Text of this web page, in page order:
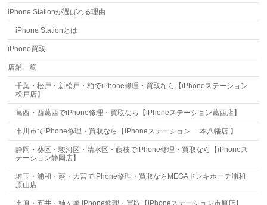
iPhone Stationが選ばれる理由
iPhone Stationとは
iPhone買取
店舗一覧
千葉・松戸・新松戸・柏でiPhone修理・買取なら【iPhoneステーション
松戸店】
葛西・西葛西でiPhone修理・買取なら【iPhoneステーション葛西店】
市川市でiPhone修理・買取なら【iPhoneステーション 本八幡店 】
静岡・葵区・駿河区・清水区・藤枝でiPhone修理・買取なら【iPhoneス
テーション静岡店】
埼玉・浦和・蕨・大宮でiPhone修理・買取ならMEGAドンキホーテ浦和
原山店